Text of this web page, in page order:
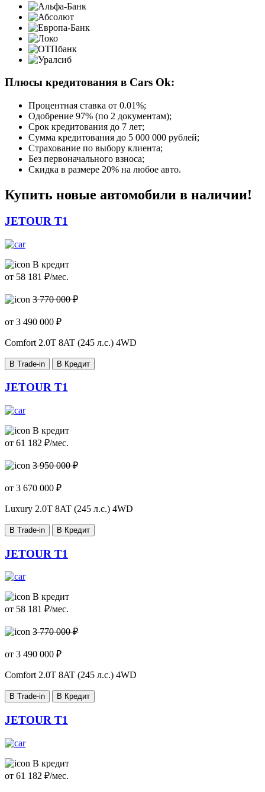
Плюсы кредитования в Cars Ok:
Процентная ставка от 0.01%;
Одобрение 97% (по 2 документам);
Срок кредитования до 7 лет;
Сумма кредитования до 5 000 000 рублей;
Страхование по выбору клиента;
Без первоначального взноса;
Скидка в размере 20% на любое авто.
Купить новые автомобили в наличии!
JETOUR T1
В кредит
от 58 181 ₽/мес.
3 770 000 ₽
от 3 490 000 ₽
Comfort 2.0T 8AT (245 л.с.) 4WD
В Trade-in В Кредит
JETOUR T1
В кредит
от 61 182 ₽/мес.
3 950 000 ₽
от 3 670 000 ₽
Luxury 2.0T 8AT (245 л.с.) 4WD
В Trade-in В Кредит
JETOUR T1
В кредит
от 58 181 ₽/мес.
3 770 000 ₽
от 3 490 000 ₽
Comfort2.0T 8AT (245 л.с.) 4WD
В Trade-in В Кредит
JETOUR T1
В кредит
от 61 182 ₽/мес.